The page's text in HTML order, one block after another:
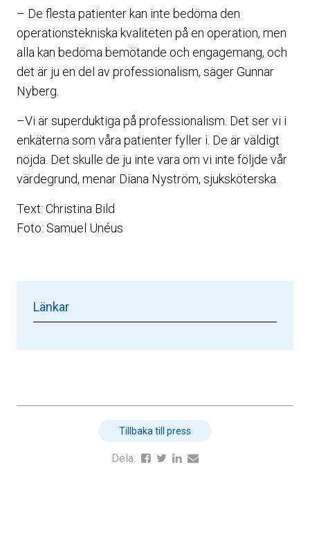
– De flesta patienter kan inte bedöma den
operationstekniska kvaliteten på en operation, men
alla kan bedöma bemötande och engagemang, och
det är ju en del av professionalism, säger Gunnar
Nyberg.
–Vi är superduktiga på professionalism. Det ser vi i
enkäterna som våra patienter fyller i. De är väldigt
nöjda. Det skulle de ju inte vara om vi inte följde vår
värdegrund, menar Diana Nyström, sjuksköterska.
Text: Christina Bild
Foto: Samuel Unéus
Länkar
Tillbaka till press
Dela: